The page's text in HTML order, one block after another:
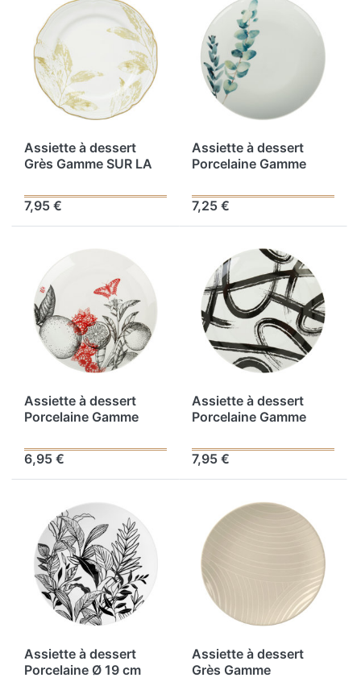
Assiette à dessert
Grès Gamme SUR LA
Coloris Blanc-doré
Décor Feuille
7,95 €
Assiette à dessert
Porcelaine Gamme
Ø 19 cm
7,25 €
Assiette à dessert
Porcelaine Gamme
19 cm Coloris Noir-
rouge
6,95 €
Assiette à dessert
Porcelaine Gamme
cm Coloris Blanc-noir
7,95 €
Assiette à dessert
Porcelaine Ø 19 cm
Assiette à dessert
Grès Gamme